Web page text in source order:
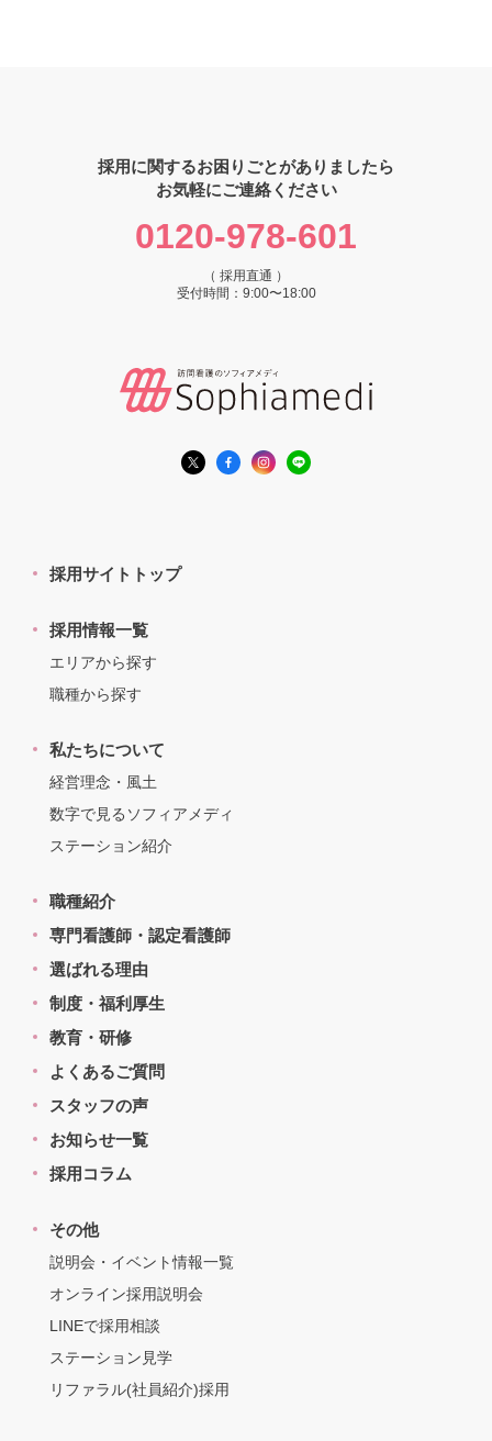
採用に関するお困りごとがありましたら
お気軽にご連絡ください
0120-978-601
（ 採用直通 ）
受付時間：9:00〜18:00
採用サイトトップ
採用情報一覧
エリアから探す
職種から探す
私たちについて
経営理念・風土
数字で見るソフィアメディ
ステーション紹介
職種紹介
専門看護師・認定看護師
選ばれる理由
制度・福利厚生
教育・研修
よくあるご質問
スタッフの声
お知らせ一覧
採用コラム
その他
説明会・イベント情報一覧
オンライン採用説明会
LINEで採用相談
ステーション見学
リファラル(社員紹介)採用